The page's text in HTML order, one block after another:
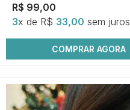
R$ 99,00
3x de R$ 33,00 sem juros
COMPRAR AGORA